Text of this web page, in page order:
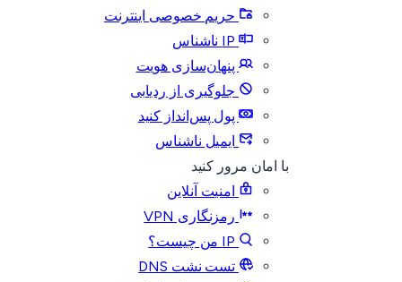
حریم خصوصی اینترنت
IP ناشناس
پنهان‌سازی هویت
جلوگیری از ردیابی
پول پس‌انداز کنید
ایمیل ناشناس
با امان مرور کنید
امنیت آنلاین
رمزنگاری VPN
IP من چیست؟
تست نشت DNS